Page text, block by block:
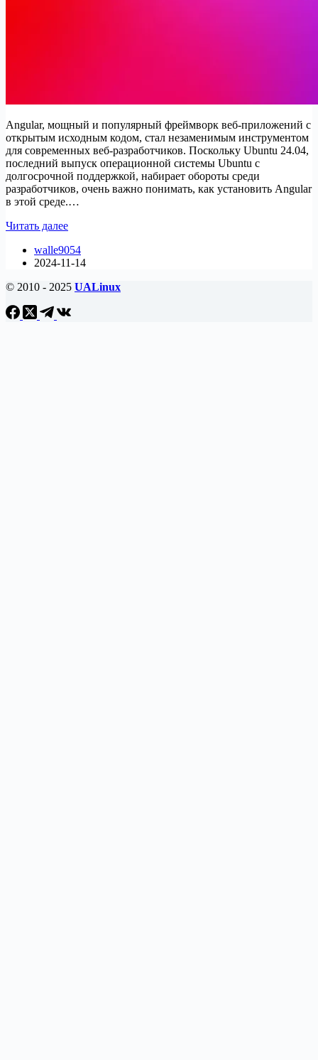
Angular, мощный и популярный фреймворк веб-приложений с
открытым исходным кодом, стал незаменимым инструментом
для современных веб-разработчиков. Поскольку Ubuntu 24.04,
последний выпуск операционной системы Ubuntu с
долгосрочной поддержкой, набирает обороты среди
разработчиков, очень важно понимать, как установить Angular
в этой среде.…
Читать далееКак
Angular
на
walle9054
2024-11-14
© 2010 - 2025 UALinux